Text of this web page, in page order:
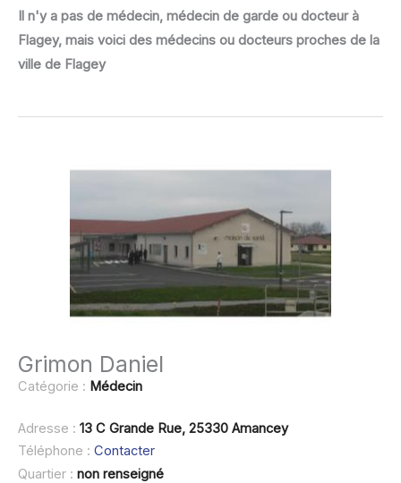
Il n'y a pas de médecin, médecin de garde ou docteur à
Flagey, mais voici des médecins ou docteurs proches de la
ville de Flagey
Grimon Daniel
Catégorie : Médecin
Adresse : 13 C Grande Rue, 25330 Amancey
Téléphone : Contacter
Quartier : non renseigné